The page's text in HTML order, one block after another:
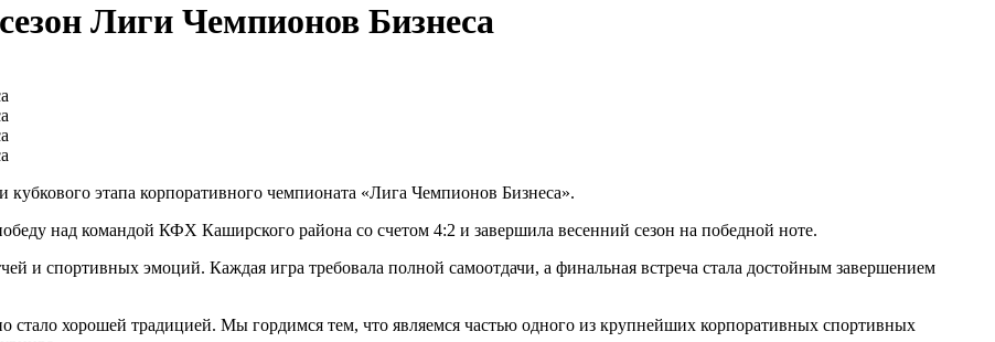
Лиги Чемпионов Бизнеса
этапа корпоративного чемпионата «Лига Чемпионов Бизнеса».
над командой КФХ Каширского района со счетом 4:2 и завершила весенний сезон на победной ноте.
и спортивных эмоций. Каждая игра требовала полной самоотдачи, а финальная встреча стала достойным завершением
стало хорошей традицией. Мы гордимся тем, что являемся частью одного из крупнейших корпоративных спортивных